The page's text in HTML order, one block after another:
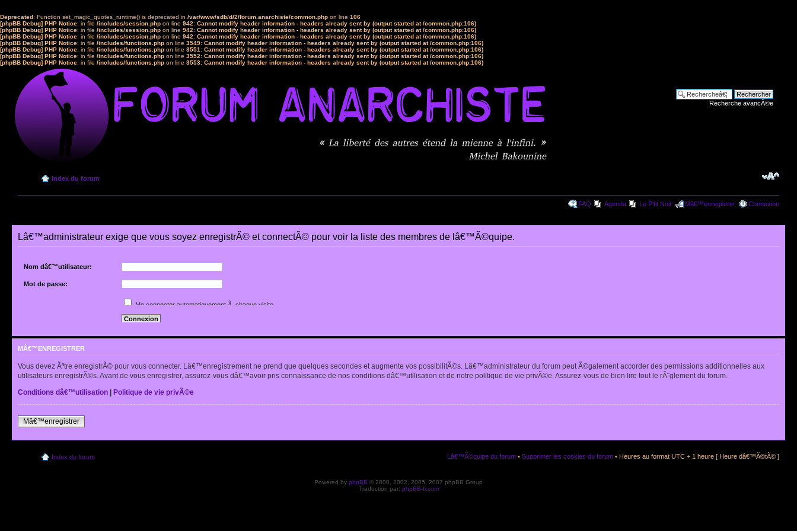
Deprecated: Function set_magic_quotes_runtime() is deprecated in /var/www/sdb/d/2/forum.anarchiste/common.php on line 106
[phpBB Debug] PHP Notice: in file /includes/session.php on line 942: Cannot modify header information - headers already sent by (output started at /common.php:106)
[phpBB Debug] PHP Notice: in file /includes/session.php on line 942: Cannot modify header information - headers already sent by (output started at /common.php:106)
[phpBB Debug] PHP Notice: in file /includes/session.php on line 942: Cannot modify header information - headers already sent by (output started at /common.php:106)
[phpBB Debug] PHP Notice: in file /includes/functions.php on line 3549: Cannot modify header information - headers already sent by (output started at /common.php:106)
[phpBB Debug] PHP Notice: in file /includes/functions.php on line 3551: Cannot modify header information - headers already sent by (output started at /common.php:106)
[phpBB Debug] PHP Notice: in file /includes/functions.php on line 3552: Cannot modify header information - headers already sent by (output started at /common.php:106)
[phpBB Debug] PHP Notice: in file /includes/functions.php on line 3553: Cannot modify header information - headers already sent by (output started at /common.php:106)
Recherche avancÃ©e
Index du forum
FAQ Agenda Le P'tit Noir Mâ€™enregistrer Connexion
Lâ€™administrateur exige que vous soyez enregistrÃ© et connectÃ© pour voir la liste des membres de lâ€™Ã©quipe.
Nom dâ€™utilisateur:
Mot de passe:
Renvoyer lâ€™e-mail de confirmation
Me connecter automatiquement Ã chaque visite
Cacher mon statut en ligne pour cette session
MÂ€™ENREGISTRER
Vous devez Ãªtre enregistrÃ© pour vous connecter. Lâ€™enregistrement ne prend que quelques secondes et augmente vos possibilitÃ©s. Lâ€™administrateur du forum peut Ã©galement accorder des permissions additionnelles aux
utilisateurs enregistrÃ©s. Avant de vous enregistrer, assurez-vous dâ€™avoir pris connaissance de nos conditions dâ€™utilisation et de notre politique de vie privÃ©e. Assurez-vous de bien lire tout le rÃ¨glement du forum.
Conditions dâ€™utilisation
Politique de vie privÃ©e
Mâ€™enregistrer
Index du forum Lâ€™Ã©quipe du forum • Supprimer les cookies du forum • Heures au format UTC + 1 heure [ Heure dâ€™Ã©tÃ© ]
Powered by phpBB © 2000, 2002, 2005, 2007 phpBB Group
Traduction par: phpBB-fr.com